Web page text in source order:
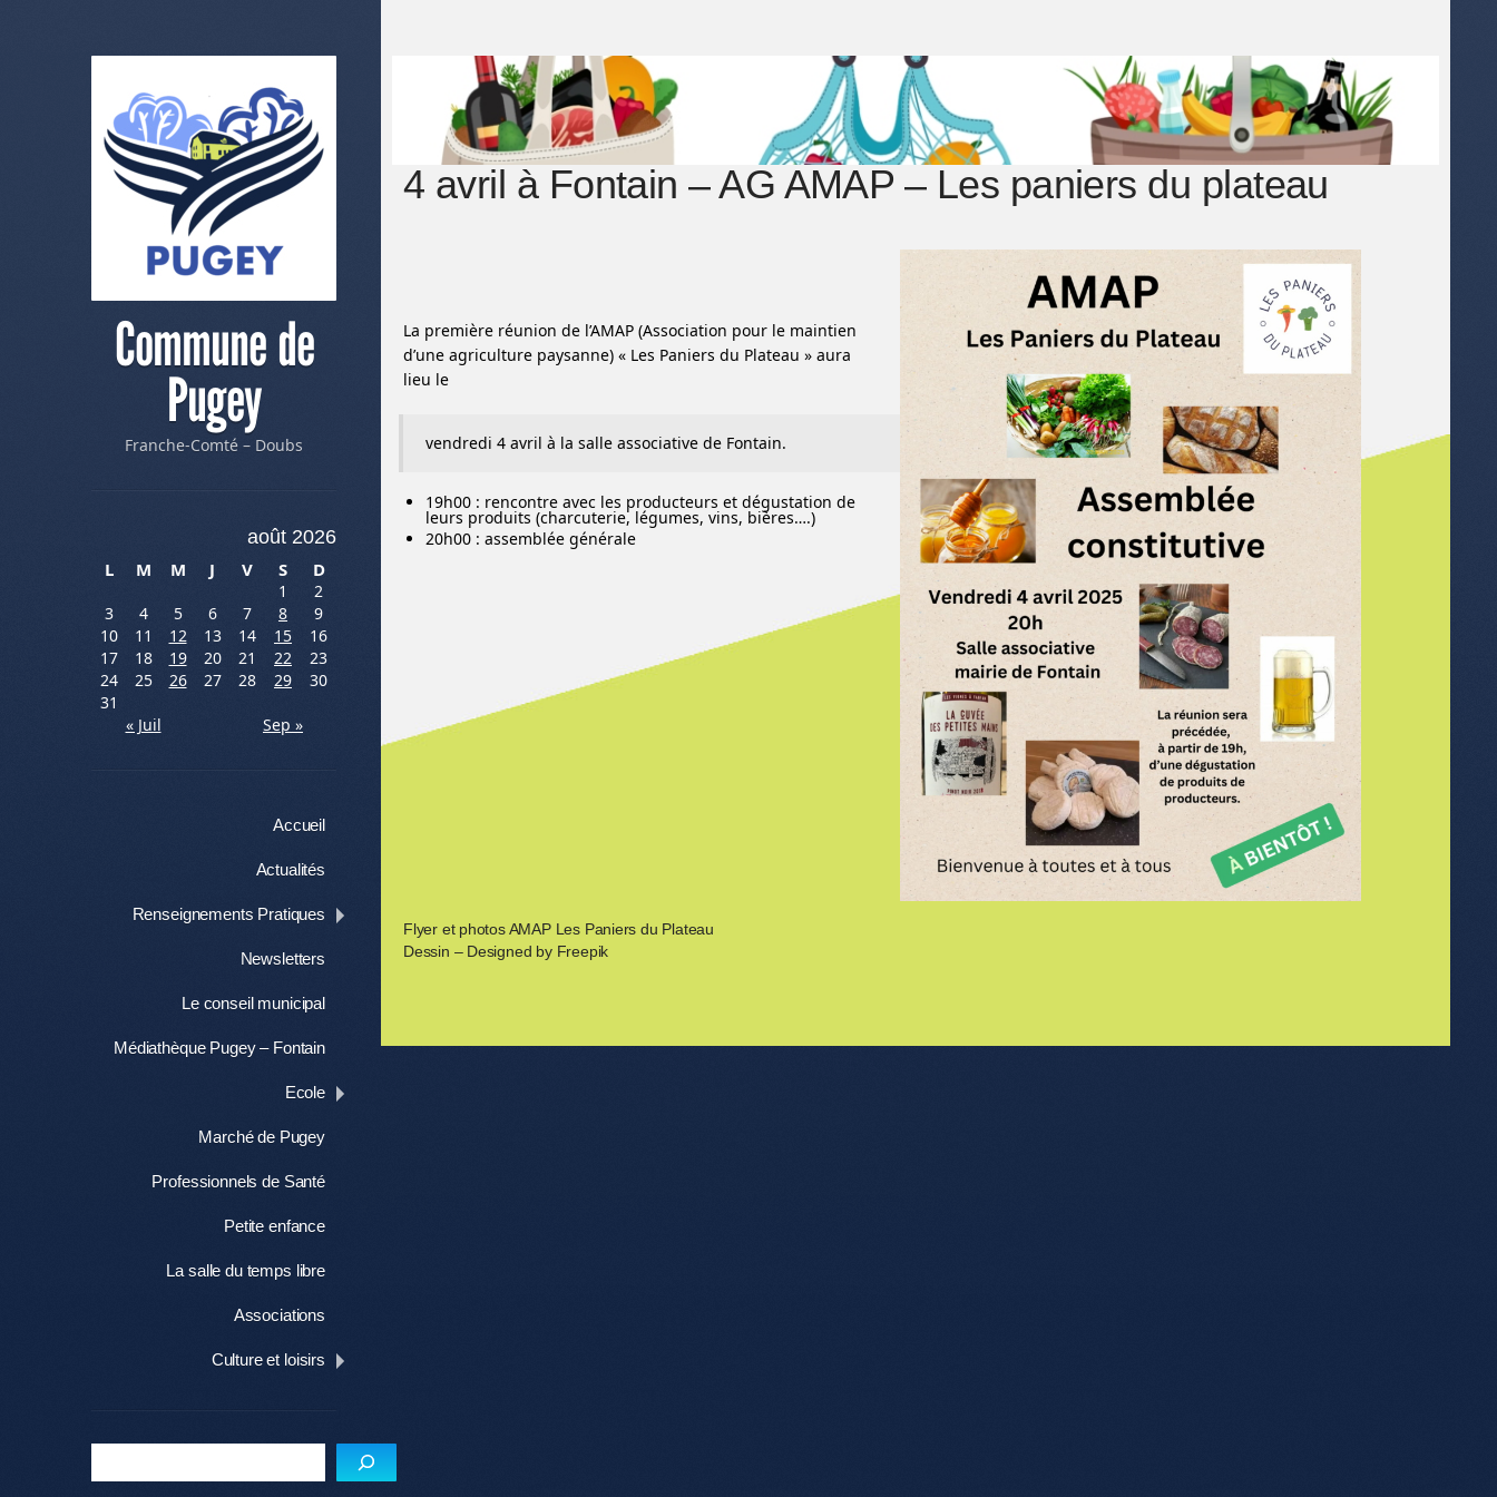
Commune de
Pugey
Franche-Comté – Doubs
août 2026
L
M M J V S D
1
2
3
4 5 6 7 8
9
10
11 12 13 14 15
16
17
18 19 20 21 22
23
24
25 26 27 28 29
30
31
« Juil
Sep »
Accueil
Actualités
Renseignements Pratiques
Newsletters
Le conseil municipal
Médiathèque Pugey – Fontain
Ecole
Marché de Pugey
Professionnels de Santé
Petite enfance
La salle du temps libre
Associations
Culture et loisirs
4 avril à Fontain – AG AMAP – Les paniers du plateau
La première réunion de l’AMAP (Association pour le maintien
d’une agriculture paysanne) « Les Paniers du Plateau » aura
lieu le
vendredi 4 avril à la salle associative de Fontain.
19h00 : rencontre avec les producteurs et dégustation de
leurs produits (charcuterie, légumes, vins, bières….)
20h00 : assemblée générale
Flyer et photos AMAP Les Paniers du Plateau
Dessin – Designed by Freepik
Menu de l'article